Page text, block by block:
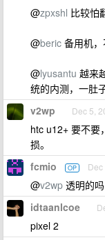
@zpxshl 比较怕
@beric 备用机
@lyusantu 越来
统的内测，一肚
v2wp Dec 5,
htc u12+ 要不要
损。
fcmio OP
@v2wp 透明的吗
idtaanlcoe
pixel 2